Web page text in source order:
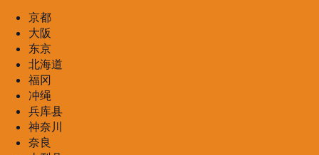
京都
大阪
东京
北海道
福冈
冲绳
兵库县
神奈川
奈良